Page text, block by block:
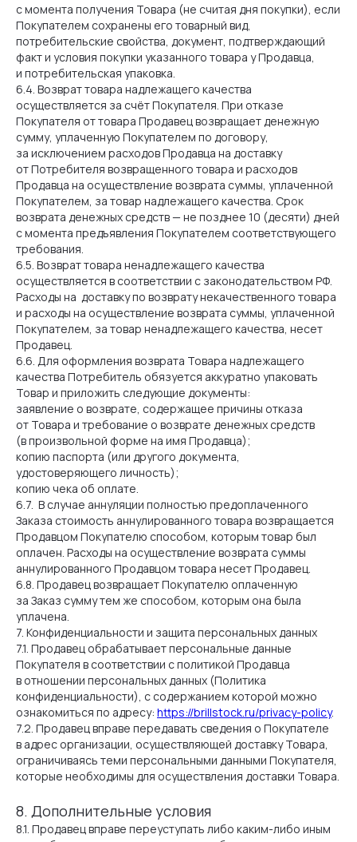
с момента получения Товара (не считая дня покупки), если
Покупателем сохранены его товарный вид,
потребительские свойства, документ, подтверждающий
факт и условия покупки указанного товара у Продавца,
и потребительская упаковка.
6.4. Возврат товара надлежащего качества
осуществляется за счёт Покупателя. При отказе
Покупателя от товара Продавец возвращает денежную
сумму, уплаченную Покупателем по договору,
за исключением расходов Продавца на доставку
от Потребителя возвращенного товара и расходов
Продавца на осуществление возврата суммы, уплаченной
Покупателем, за товар надлежащего качества. Срок
возврата денежных средств — не позднее 10 (десяти) дней
с момента предъявления Покупателем соответствующего
требования.
6.5. Возврат товара ненадлежащего качества
осуществляется в соответствии с законодательством РФ.
Расходы на доставку по возврату некачественного товара
и расходы на осуществление возврата суммы, уплаченной
Покупателем, за товар ненадлежащего качества, несет
Продавец.
6.6. Для оформления возврата Товара надлежащего
качества Потребитель обязуется аккуратно упаковать
Товар и приложить следующие документы:
заявление о возврате, содержащее причины отказа
от Товара и требование о возврате денежных средств
(в произвольной форме на имя Продавца);
копию паспорта (или другого документа,
удостоверяющего личность);
копию чека об оплате.
6.7. В случае аннуляции полностью предоплаченного
Заказа стоимость аннулированного товара возвращается
Продавцом Покупателю способом, которым товар был
оплачен. Расходы на осуществление возврата суммы
аннулированного Продавцом товара несет Продавец.
6.8. Продавец возвращает Покупателю оплаченную
за Заказ сумму тем же способом, которым она была
уплачена.
7. Конфиденциальности и защита персональных данных
7.1. Продавец обрабатывает персональные данные
Покупателя в соответствии с политикой Продавца
в отношении персональных данных (Политика
конфиденциальности), с содержанием которой можно
ознакомиться по адресу: https://brillstock.ru/privacy-policy.
7.2. Продавец вправе передавать сведения о Покупателе
в адрес организации, осуществляющей доставку Товара,
ограничиваясь теми персональными данными Покупателя,
которые необходимы для осуществления доставки Товара.
8. Дополнительные условия
8.1. Продавец вправе переуступать либо каким-либо иным
Отзывы
Контакты
Возврат и обмен
Вопросы и
ответы
Помощь ювелиров
Разработка сайта
ИП Кандилян Гарри
Генрихович
ОГРНИП 324619600254225,
ИНН 614907266700
+7 (989) 727-16-27
info@brillstock.ru
Политика конфиденциальности
Пользовательское соглашение
Согласие на обработку
персональных данных
Электронное согласие на рассылку
Публичная оферта
ДОКУМЕНТАЦИЯ